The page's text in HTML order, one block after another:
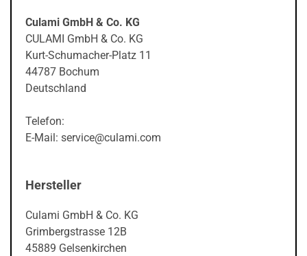
Culami GmbH & Co. KG
CULAMI GmbH & Co. KG
Kurt-Schumacher-Platz 11
44787 Bochum
Deutschland
Telefon:
E-Mail: service@culami.com
Hersteller
Culami GmbH & Co. KG
Grimbergstrasse 12B
45889 Gelsenkirchen